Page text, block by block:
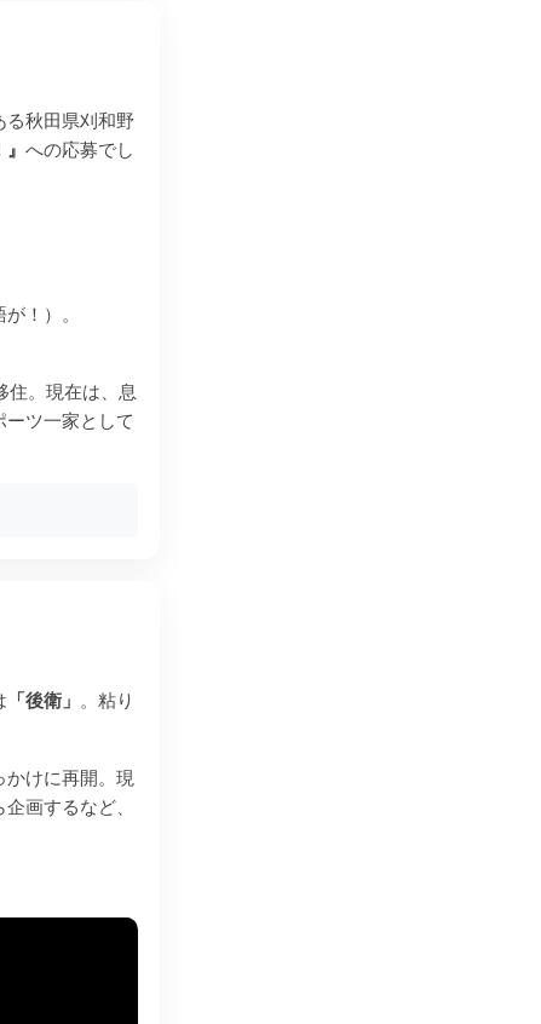
る秋田県刈和野
』への応募でし
！）。
住。現在は、息
ツ一家として
「後衛」 。粘り
けに再開。現
画するなど、